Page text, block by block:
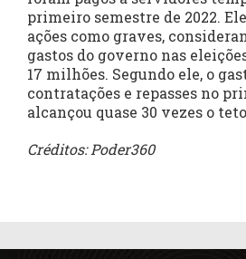
primeiro semestre de 2022.
ações como graves,
gastos do governo nas
17 milhões. Segundo ele, o
contratações e repasses no
alcançou quase 30 vezes o
Créditos: Poder360